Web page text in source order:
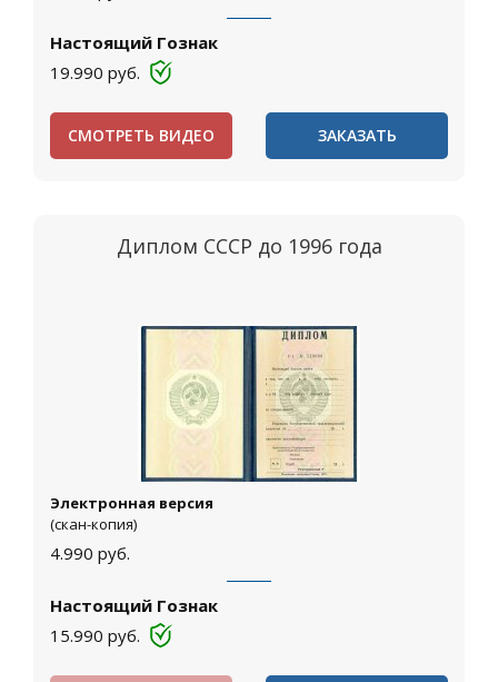
Настоящий Гознак
19.990 руб.
СМОТРЕТЬ ВИДЕО ЗАКАЗАТЬ
Диплом СССР до 1996 года
Электронная версия
(скан-копия)
4.990 руб.
Настоящий Гознак
15.990 руб.